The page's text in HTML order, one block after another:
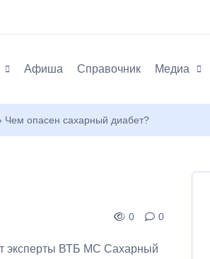
Афиша Справочник Медиа
Чем опасен сахарный диабет?
0 0
эксперты ВТБ МС Сахарный